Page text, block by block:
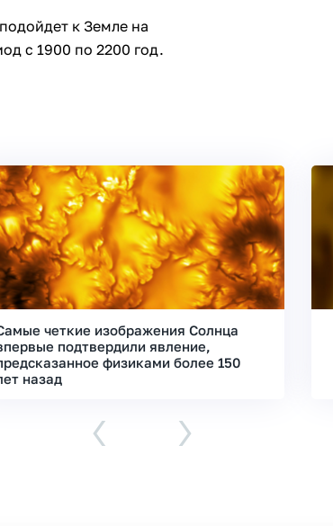
к Земле на
с 1900 по 2200 год.
четкие изображения Солнца
подтвердили явление,
физиками более 150
назад
‹ ›